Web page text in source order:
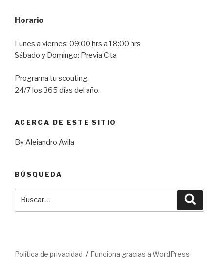
Horario
Lunes a viernes: 09:00 hrs a 18:00 hrs
Sábado y Domingo: Previa Cita
Programa tu scouting
24/7 los 365 días del año.
ACERCA DE ESTE SITIO
By Alejandro Avila
BÚSQUEDA
Política de privacidad Funciona gracias a WordPress